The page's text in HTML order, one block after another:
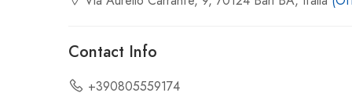
Contact Info
+390805559174